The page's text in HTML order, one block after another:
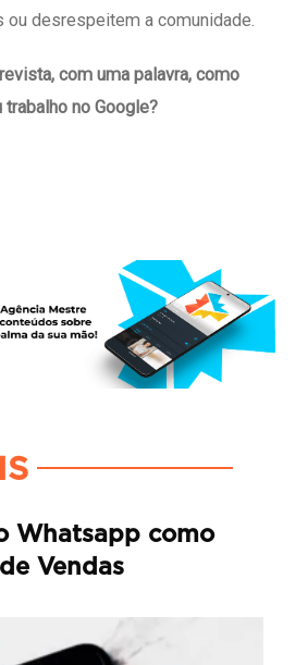
ou desrespeitem a comunidade.
com uma palavra, como
no Google?
Whatsapp como
Vendas